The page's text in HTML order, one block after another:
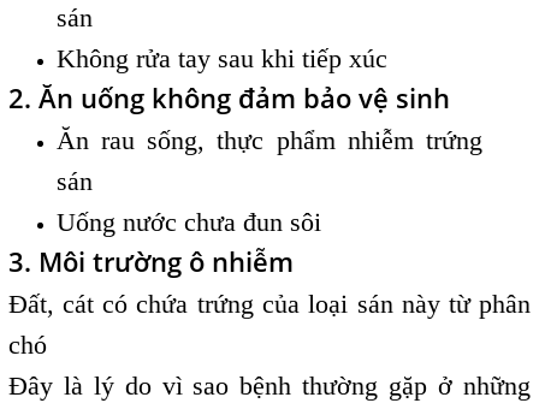
sán
Không rửa tay sau khi tiếp xúc
2. Ăn uống không đảm bảo vệ sinh
Ăn rau sống, thực phẩm nhiễm trứng
sán
Uống nước chưa đun sôi
3. Môi trường ô nhiễm
Đất, cát có chứa trứng của loại sán này từ phân
chó
Đây là lý do vì sao bệnh thường gặp ở những